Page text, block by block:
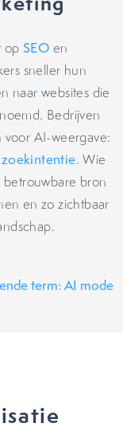
opSEO en
sneller hun
naar websites die
Bedrijven
voor AI-weergave:
zoekintentie. Wie
betrouwbare bron
en zo zichtbaar
term: AI mode